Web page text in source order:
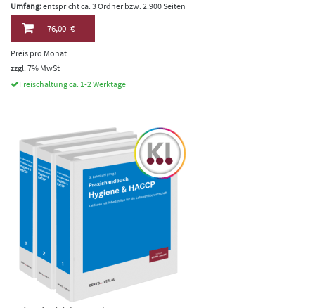
Umfang:entspricht ca. 3 Ordner bzw. 2.900 Seiten
76,00 €
Preis pro Monat
zzgl. 7% MwSt
Freischaltung ca. 1-2 Werktage